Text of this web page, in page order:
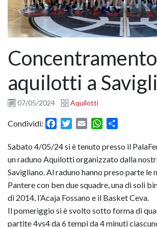
Concentramento
aquilotti a
07/05/2024 Aquilotti
Condividi: FacebookTwitter
Email WhatsApp
Sabato 4/05/24 si è tenuto presso il
un raduno Aquilotti organizzato dalla
Savigliano. Al raduno hanno preso parte le
Pantere con ben due squadre, una di soli
di 2014, l’Acaja Fossano e il Basket Ceva.
Il pomeriggio si è svolto sotto forma di
partite 4vs4 da 6 tempi da 4 minuti